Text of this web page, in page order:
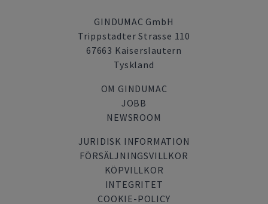
GINDUMAC GmbH
Trippstadter Strasse 110
67663 Kaiserslautern
Tyskland
OM GINDUMAC
JOBB
NEWSROOM
JURIDISK INFORMATION
FÖRSÄLJNINGSVILLKOR
KÖPVILLKOR
INTEGRITET
COOKIE-POLICY